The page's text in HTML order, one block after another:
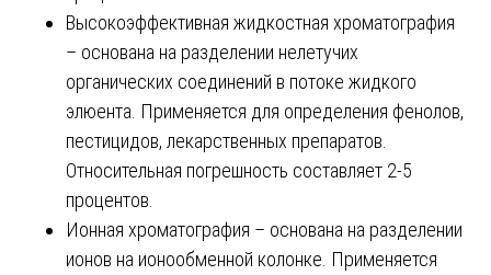
Высокоэффективная жидкостная хроматография
– основана на разделении нелетучих
органических соединений в потоке жидкого
элюента. Применяется для определения фенолов,
пестицидов, лекарственных препаратов.
Относительная погрешность составляет 2-5
процентов.
Ионная хроматография – основана на разделении
ионов на ионообменной колонке. Применяется